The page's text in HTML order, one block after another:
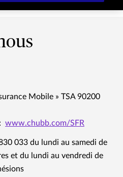
Mobile » TSA 90200
www.chubb.com/SFR
033 du lundi au samedi de
et du lundi au vendredi de